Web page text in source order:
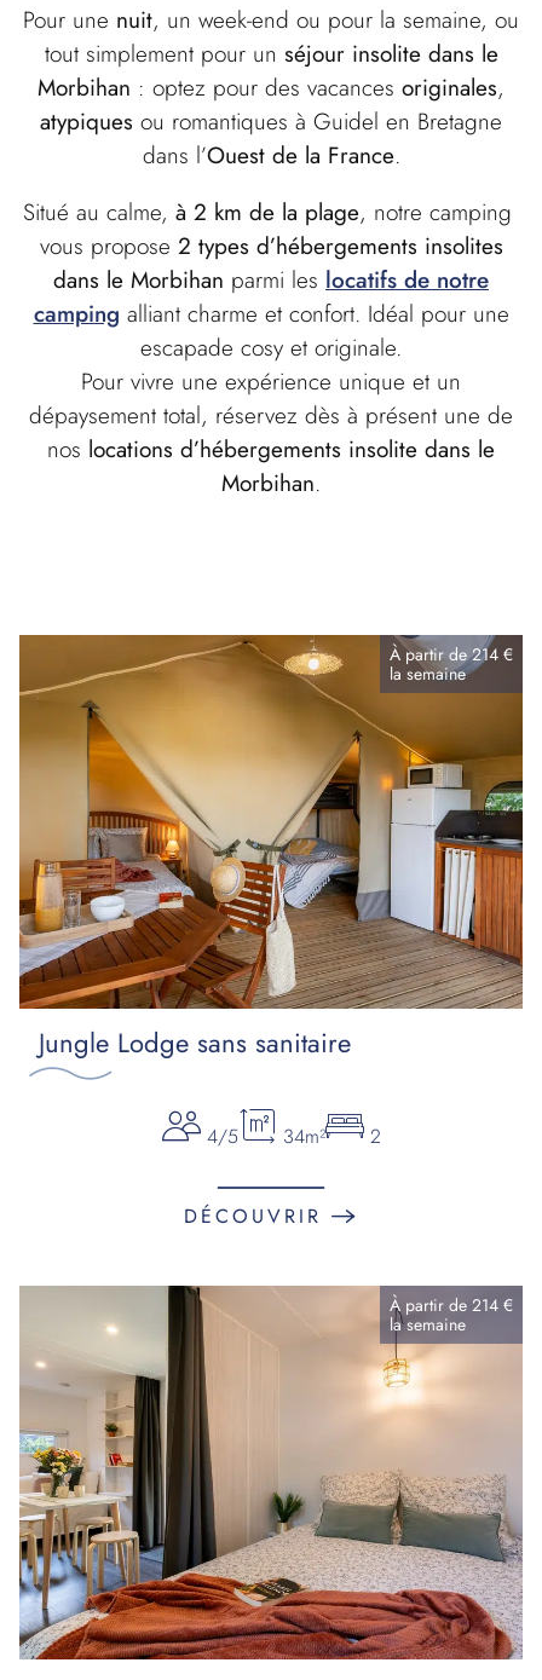
Pour une nuit, un week-end ou pour la semaine, ou
tout simplement pour un séjour insolite dans le
Morbihan : optez pour des vacances originales,
atypiques ou romantiques à Guidel en Bretagne
dans l’Ouest de la France.
Situé au calme, à 2 km de la plage, notre camping
vous propose 2 types d’hébergements insolites
dans le Morbihan parmi les locatifs de notre
camping alliant charme et confort. Idéal pour une
escapade cosy et originale.
Pour vivre une expérience unique et un
dépaysement total, réservez dès à présent une de
nos locations d’hébergements insolite dans le
Morbihan.
À partir de214 €
la semaine
Jungle Lodge sans sanitaire
4/5 34m² 2
DÉCOUVRIR
À partir de 214 €
lasemaine